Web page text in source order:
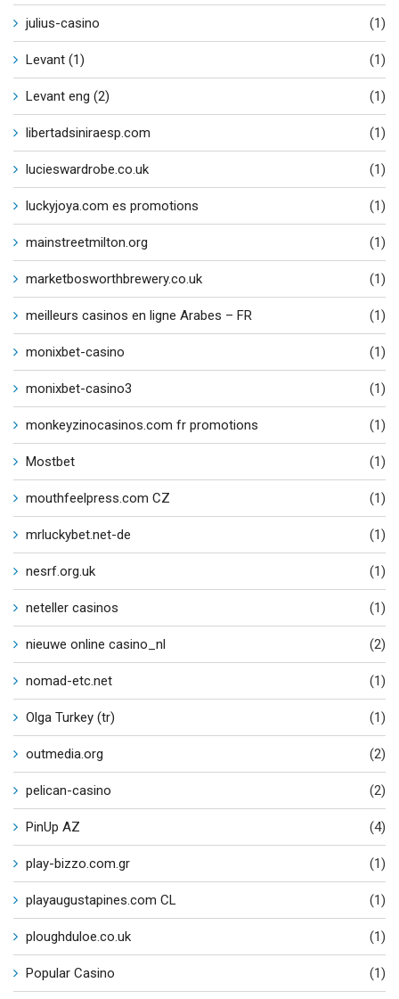
julius-casino (1)
Levant (1) (1)
Levant eng (2) (1)
libertadsiniraesp.com (1)
lucieswardrobe.co.uk (1)
luckyjoya.com es promotions (1)
mainstreetmilton.org (1)
marketbosworthbrewery.co.uk (1)
meilleurs casinos en ligne Arabes – FR (1)
monixbet-casino (1)
monixbet-casino3 (1)
monkeyzinocasinos.com fr promotions (1)
Mostbet (1)
mouthfeelpress.com CZ (1)
mrluckybet.net-de (1)
nesrf.org.uk (1)
neteller casinos (1)
nieuwe online casino_nl (2)
nomad-etc.net (1)
Olga Turkey (tr) (1)
outmedia.org (2)
pelican-casino (2)
PinUp AZ (4)
play-bizzo.com.gr (1)
playaugustapines.com CL (1)
ploughduloe.co.uk (1)
Popular Casino (1)